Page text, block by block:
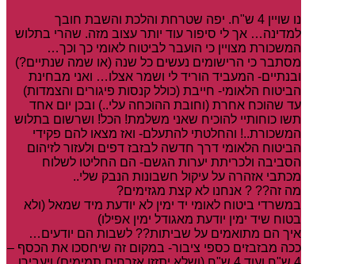
נו שויין 4 ש"ח. יפה שטרחת והלכת והשבת חובך
למדינה… אך לי סיפור עוד יותר עצוב מזה. שהרי בתלוש
המשכורת מצויין כי הועבר לביטוח לאומי כך וכך…
מסתבר כי הרישומים נעשים כל שנה (או שמה שנתיים?)
ובנתיים- המעביד הוריד לי ושמר אצלו… ואני מבחינת
הביטוח הלאומי- חייבת (כולל קנסות פיגורים והצמדות)
עד שהוכח אחרת (וחובת ההוכחה עלי..) ובכן יום אחד
תשו כוחותיי להוכיח שאני משלמת! הכל! ושרשום בתלוש
המשכורת..! והחלטתי להתעלם- ואז מצאו להם פקידי
הביטוח הלאומי דרך חדשה לבזבז דפים ולעזור לזיהום
הסביבה ולכריתת יערות הגשם- הם החליטו לשלוח
מכתבי אזהרה על עיקול חשבונות הנבק שלי..
מה זה?? ? אנחנו לא קצת מגזימים?
במשרדי ביטוח לאומי יד ימין לא יודעת מיד שמאל (ולא
בטוח שיד ימין יודעת מאגודל ימין אפילו)
איך הם מתואמים על שביתות?? לשבות הם יודעים…
ככה מבזבזים כספי ציבור- במקום זה שיחסכו את הכסף –